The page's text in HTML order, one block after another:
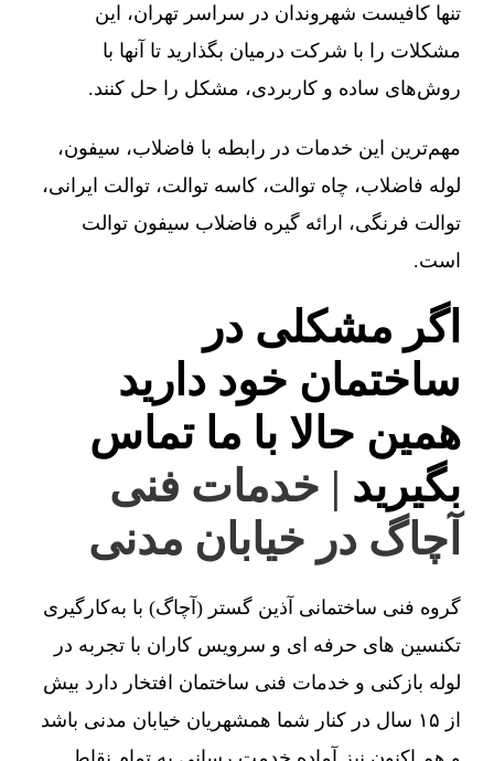
تنها کافیست شهروندان در سراسر تهران، این
مشکلات را با شرکت درمیان بگذارید تا آنها با
روش‌های ساده و کاربردی، مشکل را حل کنند.
مهم‌ترین این خدمات در رابطه با فاضلاب، سیفون،
لوله فاضلاب، چاه توالت، کاسه توالت، توالت ایرانی،
توالت فرنگی، ارائه گیره فاضلاب سیفون توالت
است.
اگر مشکلی در
ساختمان خود دارید
همین حالا با ما تماس
بگیرید | خدمات فنی
آچاگ در خیابان مدنی
گروه فنی ساختمانی آذین گستر (آچاگ) با به‌کارگیری
تکنسین های حرفه ای و سرویس کاران با تجربه در
لوله بازکنی و خدمات فنی ساختمان افتخار دارد بیش
از ۱۵ سال در کنار شما همشهریان خیابان مدنی باشد